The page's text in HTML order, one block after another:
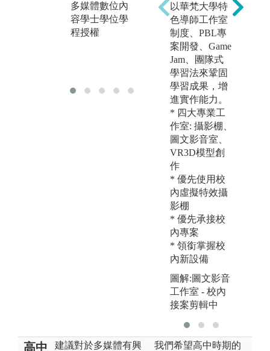
多媒體數位內
容學士學位學
程授權
實務實習
版權:大葉大學
多媒體數位內
容學士學位學
程授權
以華梵大學特
色導師工作室
制度、PBL專
案開發、Game
Jam、團隊式
學習法來鞏固
學習成果，增
進實作能力。
* 四大專業工
作室: 攝影棚、
圖文影音室、
VR3D模型創
作
* 優先使用校
內虛擬特效攝
影棚
* 優先承接校
內專案
* 領銜掌握校
內新設備
圖解:圖文影音
工作室 - 校內
接案剪輯中
高中 建議對於多媒體有興 我們希望高中時期的